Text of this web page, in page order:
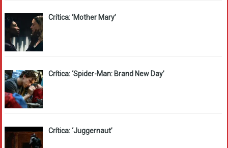
Crítica: ‘Mother Mary’
Crítica: ‘Spider-Man: Brand New Day’
Crítica: ‘Juggernaut’